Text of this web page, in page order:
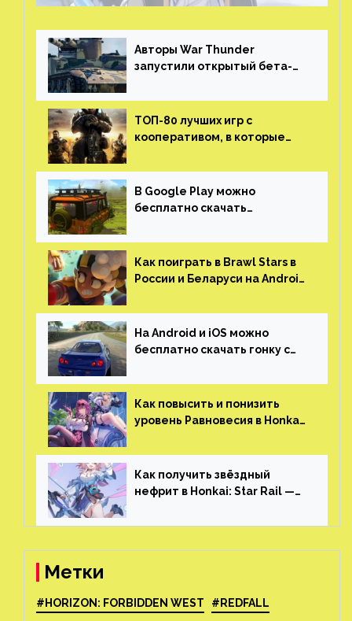
Авторы War Thunder
запустили открытый бета-
трейлер и скриншоты
ТОП-80 лучших игр с
кооперативом, в которые
(никаких MMO)
В Google Play можно
бесплатно скачать
открытым миром, прокачкой,
гонками и тюнингом машины
Как поиграть в Brawl Stars в
России и Беларуси на Android
На Android и iOS можно
бесплатно скачать гонку с
который больше, чем в
Skyrim и GTA: San Andreas
Как повысить и понизить
уровень Равновесия в Honkai:
Как получить звёздный
нефрит в Honkai: Star Rail —
Метки
#HORIZON: FORBIDDEN WEST #REDFALL